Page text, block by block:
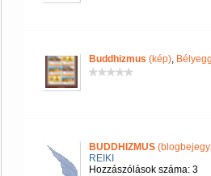
Buddhizmus (kép),
BUDDHIZMUS
REIKI
Hozzászólások száma: 3